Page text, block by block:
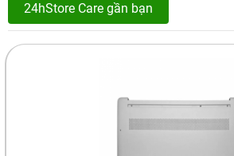
24hStore Care gần bạn